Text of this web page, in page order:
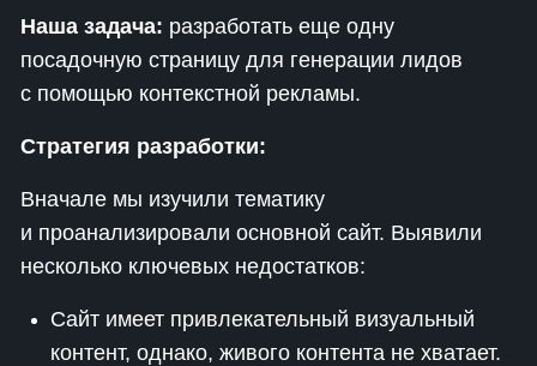
Наша задача: разработать еще одну
посадочную страницу для генерации лидов
с помощью контекстной рекламы.
Стратегия разработки:
Вначале мы изучили тематику
и проанализировали основной сайт. Выявили
несколько ключевых недостатков:
Сайт имеет привлекательный визуальный
контент, однако, живого контента не хватает.